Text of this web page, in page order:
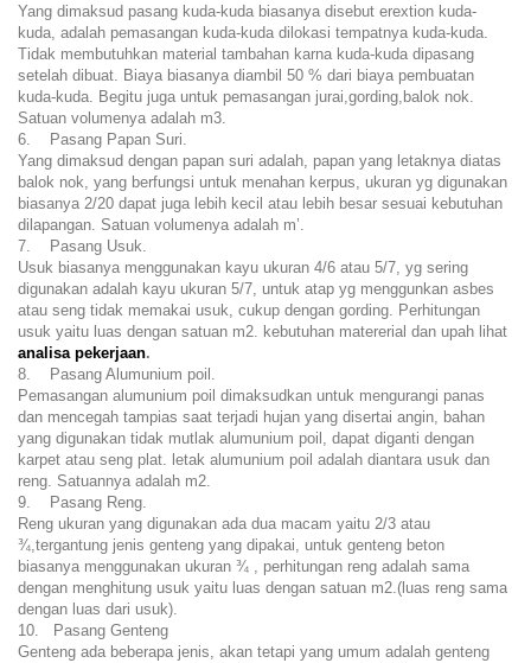
Yang dimaksud pasang kuda-kuda biasanya disebut erextion kuda-
kuda, adalah pemasangan kuda-kuda dilokasi tempatnya kuda-kuda.
Tidak membutuhkan material tambahan karna kuda-kuda dipasang
setelah dibuat. Biaya biasanya diambil 50 % dari biaya pembuatan
kuda-kuda. Begitu juga untuk pemasangan jurai,gording,balok nok.
Satuan volumenya adalah m3.
6. Pasang Papan Suri.
Yang dimaksud dengan papan suri adalah, papan yang letaknya diatas
balok nok, yang berfungsi untuk menahan kerpus, ukuran yg digunakan
biasanya 2/20 dapat juga lebih kecil atau lebih besar sesuai kebutuhan
dilapangan. Satuan volumenya adalah m’.
7. Pasang Usuk.
Usuk biasanya menggunakan kayu ukuran 4/6 atau 5/7, yg sering
digunakan adalah kayu ukuran 5/7, untuk atap yg menggunkan asbes
atau seng tidak memakai usuk, cukup dengan gording. Perhitungan
usuk yaitu luas dengan satuan m2. kebutuhan matererial dan upah lihat
analisa pekerjaan.
8. Pasang Alumunium poil.
Pemasangan alumunium poil dimaksudkan untuk mengurangi panas
dan mencegah tampias saat terjadi hujan yang disertai angin, bahan
yang digunakan tidak mutlak alumunium poil, dapat diganti dengan
karpet atau seng plat. letak alumunium poil adalah diantara usuk dan
reng. Satuannya adalah m2.
9. Pasang Reng.
Reng ukuran yang digunakan ada dua macam yaitu 2/3 atau
¾,tergantung jenis genteng yang dipakai, untuk genteng beton
biasanya menggunakan ukuran ¾ , perhitungan reng adalah sama
dengan menghitung usuk yaitu luas dengan satuan m2.(luas reng sama
dengan luas dari usuk).
10. Pasang Genteng
Genteng ada beberapa jenis, akan tetapi yang umum adalah genteng